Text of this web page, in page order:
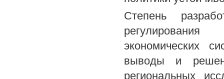
Степень
регулирования
экономических
выводы и
региональных